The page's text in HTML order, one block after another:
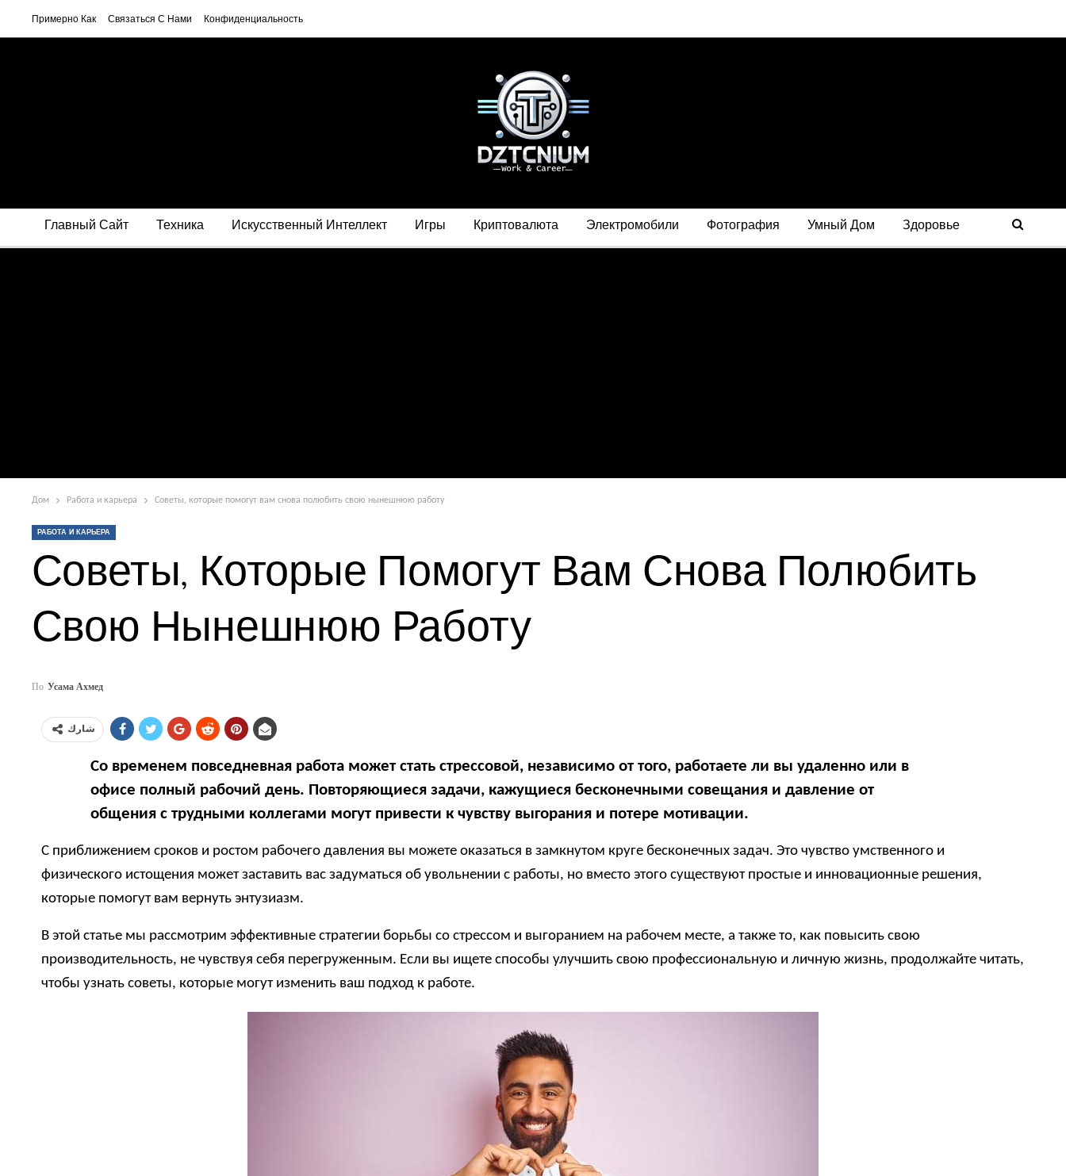
Примерно Как Связаться С Нами Конфиденциальность
Главный Сайт Техника Искусственный Интеллект Игры Криптовалюта Электромобили Фотография Умный Дом Здоровье
Дом Работа и карьера Советы, которые помогут вам снова полюбить свою нынешнюю работу
РАБОТА И КАРЬЕРА
Советы, Которые Помогут Вам Снова Полюбить
Свою Нынешнюю Работу
По Усама Ахмед
شارك
Со временем повседневная работа может стать стрессовой, независимо от того, работаете ли вы удаленно или в
офисе полный рабочий день. Повторяющиеся задачи, кажущиеся бесконечными совещания и давление от
общения с трудными коллегами могут привести к чувству выгорания и потере мотивации.
С приближением сроков и ростом рабочего давления вы можете оказаться в замкнутом круге бесконечных задач. Это чувство умственного и
физического истощения может заставить вас задуматься об увольнении с работы, но вместо этого существуют простые и инновационные решения,
которые помогут вам вернуть энтузиазм.
В этой статье мы рассмотрим эффективные стратегии борьбы со стрессом и выгоранием на рабочем месте, а также то, как повысить свою
производительность, не чувствуя себя перегруженным. Если вы ищете способы улучшить свою профессиональную и личную жизнь, продолжайте читать,
чтобы узнать советы, которые могут изменить ваш подход к работе.